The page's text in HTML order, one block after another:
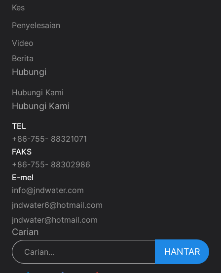
Kes
Penyelesaian
Video
Berita
Hubungi
Hubungi Kami
Hubungi Kami
TEL
+86-755- 88321071
FAKS
+86-755- 88302986
E-mel
info@jndwater.com
jndwater6@hotmail.com
jndwater@hotmail.com
Carian
HANTAR